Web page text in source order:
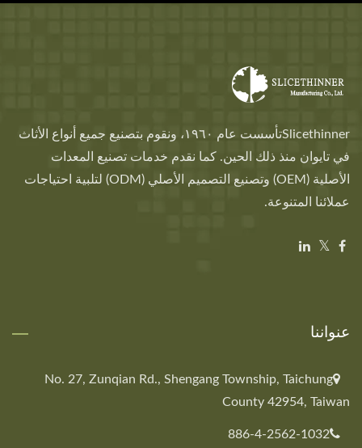
Slicethinnerتأسست عام ١٩٦٠، ونقوم بتصنيع جميع أنواع الأثاث
في تايوان منذ ذلك الحين. كما نقدم خدمات تصنيع المعدات
الأصلية (OEM) وتصنيع التصميم الأصلي (ODM) لتلبية احتياجات
عملائنا المتنوعة.
عنواننا
No. 27, Zunqian Rd., Shengang Township, Taichung
County 42954, Taiwan
886-4-2562-1032